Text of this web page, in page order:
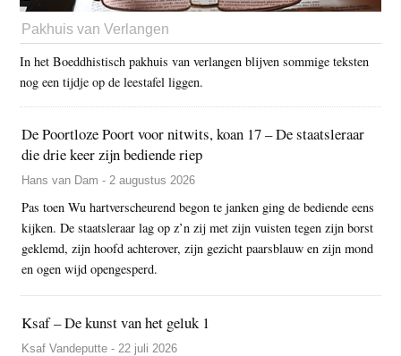
Pakhuis van Verlangen
In het Boeddhistisch pakhuis van verlangen blijven sommige teksten
nog een tijdje op de leestafel liggen.
De Poortloze Poort voor nitwits, koan 17 – De staatsleraar
die drie keer zijn bediende riep
Hans van Dam - 2 augustus 2026
Pas toen Wu hartverscheurend begon te janken ging de bediende eens
kijken. De staatsleraar lag op z’n zij met zijn vuisten tegen zijn borst
geklemd, zijn hoofd achterover, zijn gezicht paarsblauw en zijn mond
en ogen wijd opengesperd.
Ksaf – De kunst van het geluk 1
Ksaf Vandeputte - 22 juli 2026